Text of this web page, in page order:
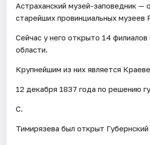
Астраханский музей-заповедник —
старейших провинциальных музеев
Сейчас у него открыто 14 филиалов
области.
Крупнейшим из них является
12 декабря 1837 года по решению
С.
Тимирязева был открыт